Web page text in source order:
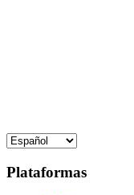
Plataformas